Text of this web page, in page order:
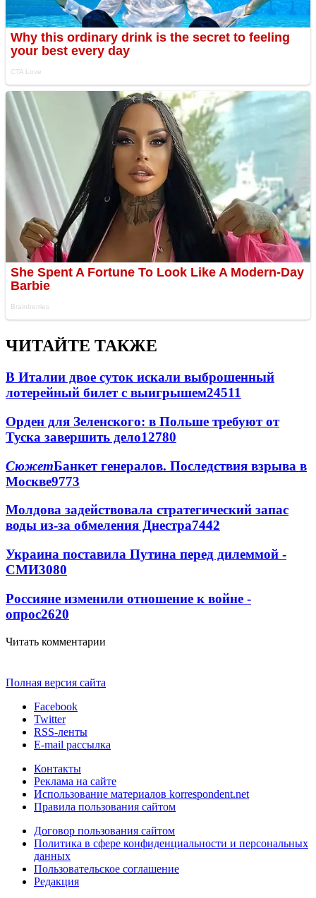
ЧИТАЙТЕ ТАКЖЕ
В Италии двое суток искали выброшенный
лотерейный билет с выигрышем24511
Орден для Зеленского: в Польше требуют от
Туска завершить дело12780
СюжетБанкет генералов. Последствия взрыва в
Москве9773
Молдова задействовала стратегический запас
воды из-за обмеления Днестра7442
Украина поставила Путина перед дилеммой -
СМИ3080
Россияне изменили отношение к войне -
опрос2620
Читать комментарии
Полная версия сайта
Facebook
Twitter
RSS-ленты
E-mail рассылка
Контакты
Реклама на сайте
Использование материалов korrespondent.net
Правила пользования сайтом
Договор пользования сайтом
Политика в сфере конфиденциальности и персональных
данных
Пользовательское соглашение
Редакция